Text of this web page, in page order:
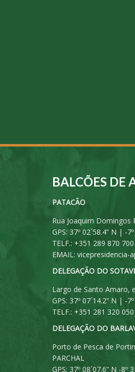
BALCÕES DE
PATACÃO
Rua Joaquim Domingos
GPS: 37º 02´58.4” N | -
TELF.: +351 289 870
EMAIL: vicepresidencia-
DELEGAÇÃO DO
Largo de Santo Amaro,
GPS: 37º 07´14.2” N | -
TELF.: +351 281 320 050
DELEGAÇÃO DO
Porto de Pesca de
PARCHAL
GPS: 37º 08´07.6” N -8º